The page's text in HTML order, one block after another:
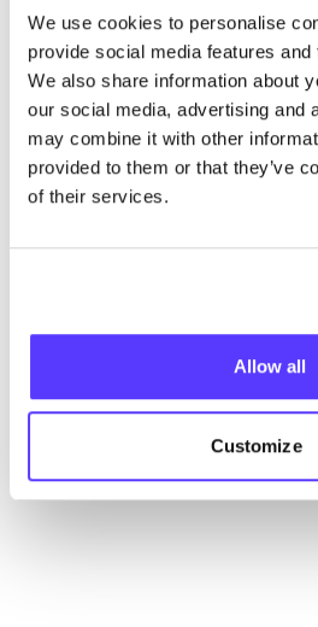
We use cookies to personalise
provide social media features
We also share information about
our social media, advertising and
may combine it with other
provided to them or that they’ve
of their services.
Allow all
Customize
No encontramos ningún
criterios de
List